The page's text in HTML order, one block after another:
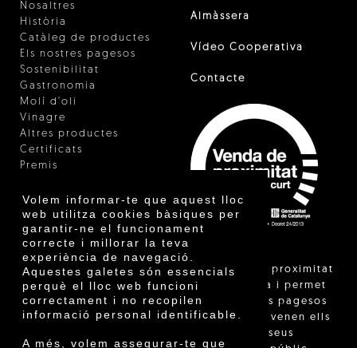
Volem informar-te que aquest lloc
web utilitza cookies bàsiques per
garantir-ne el funcionament
correcte i millorar la teva
experiència de navegació.
Aquestes galetes són essencials
perquè el lloc web funcioni
correctament i no recopilen
informació personal identificable.
A més, volem assegurar-te que
Nosaltres
Història
Catàleg de productes
Els nostres pagesos
Sostenibilitat
Gastronomia
Molí d'oli
Vinagre
Altres productes
Certificats
Premis
Almàssera
Vídeo Cooperativa
Contacte
"La venda de proximitat
està regulada i permet
identificar els pagesos
catalans que venen ells
mateixos els seus